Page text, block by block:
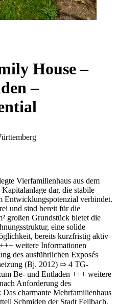
House –
–
Vierfamilienhaus aus dem
dar, die stabile
Entwicklungspotenzial verbindet.
und sind bereit für die
großen Grundstück bietet die
eine solide
bereits kurzfristig aktiv
weitere Informationen
des ausführlichen Exposés
(Bj. 2012) ⇨ 4 TG-
Be- und Entladen +++ weitere
Anforderung des
charmante Mehrfamilienhaus
Schmiden der Stadt Fellbach.